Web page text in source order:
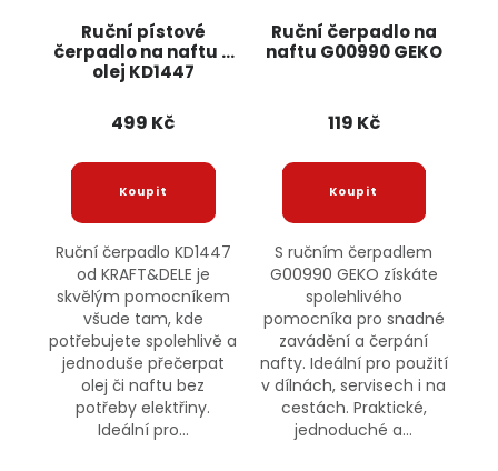
Ruční pístové
čerpadlo na naftu a
olej KD1447
499 Kč
Ruční čerpadlo KD1447
od KRAFT&DELE je
skvělým pomocníkem
všude tam, kde
potřebujete spolehlivě a
jednoduše přečerpat
olej či naftu bez
potřeby elektřiny.
Ideální pro...
Ruční čerpadlo na
naftu G00990 GEKO
119 Kč
S ručním čerpadlem
G00990 GEKO získáte
spolehlivého
pomocníka pro snadné
zavádění a čerpání
nafty. Ideální pro použití
v dílnách, servisech i na
cestách. Praktické,
jednoduché a...